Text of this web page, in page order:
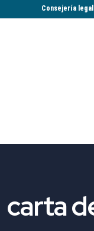
Consejería
carta